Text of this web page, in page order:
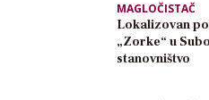
MAGLOČISTAČ
Lokalizovan
„Zorke“ u
stanovništvo